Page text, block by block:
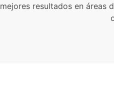
mejores resultados en áreas